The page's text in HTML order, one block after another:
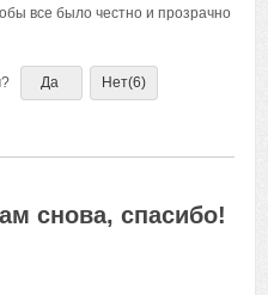
все было честно и прозрачно
Да Нет(6)
снова, спасибо!